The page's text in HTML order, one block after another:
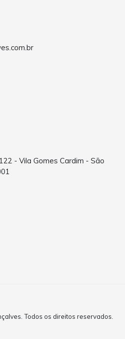
- Vila Gomes Cardim - São
Todos os direitos reservados.